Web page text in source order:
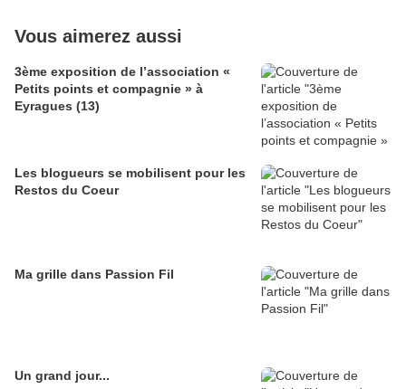
Vous aimerez aussi
3ème exposition de l’association «
Petits points et compagnie » à
Eyragues (13)
Les blogueurs se mobilisent pour les
Restos du Coeur
Ma grille dans Passion Fil
Un grand jour...